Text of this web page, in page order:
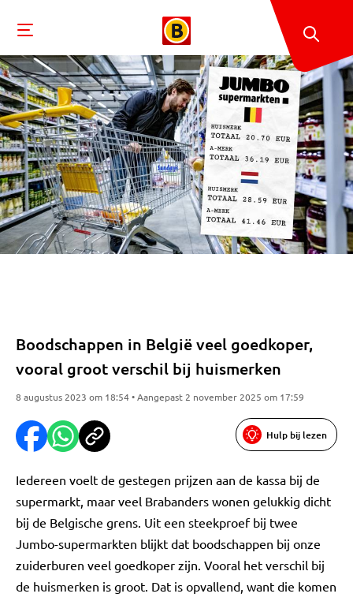
Boodschappen in België veel goedkoper,
vooral groot verschil bij huismerken
8 augustus 2023 om 18:54 • Aangepast 2 november 2025 om 17:59
Hulp bij lezen
Iedereen voelt de gestegen prijzen aan de kassa bij de
supermarkt, maar veel Brabanders wonen gelukkig dicht
bij de Belgische grens. Uit een steekproef bij twee
Jumbo-supermarkten blijkt dat boodschappen bij onze
zuiderburen veel goedkoper zijn. Vooral het verschil bij
de huismerken is groot. Dat is opvallend, want die komen